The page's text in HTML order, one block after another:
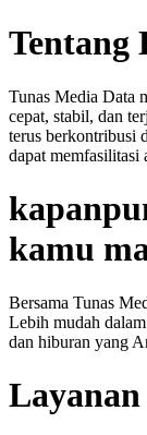
Tentang
Tunas Media Data
cepat, stabil, dan
terus berkontribusi
dapat memfasilitasi
kamu
Bersama Tunas
Lebih mudah
dan hiburan yang